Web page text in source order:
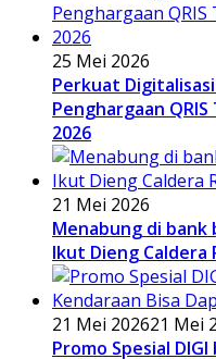
25 Mei 2026
Perkuat
Penghargaan
2026
21 Mei 2026
Menabung di bank
Ikut Dieng Caldera
21 Mei 202621 Mei
Promo Spesial